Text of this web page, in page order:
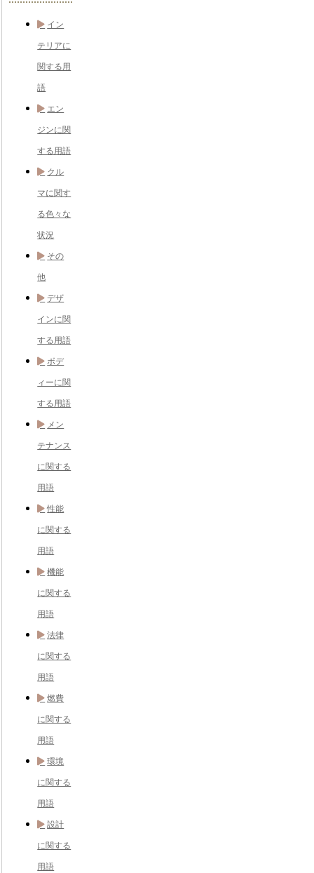
イン
テリアに
関する用
語
エン
ジンに関
する用語
クル
マに関す
る色々な
状況
その
他
デザ
インに関
する用語
ボデ
ィーに関
する用語
メン
テナンス
に関する
用語
性能
に関する
用語
機能
に関する
用語
法律
に関する
用語
燃費
に関する
用語
環境
に関する
用語
設計
に関する
用語